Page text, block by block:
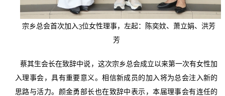
宗乡总会首次加入3位女性理事，左起：陈奕妏、萧立娟、洪芳
芳
蔡其生会长在致辞中说，这次宗乡总会成立以来第一次有女性加
入理事会，具有重要意义。相信新成员的加入将为总会注入新的
思路与活力。颜金勇部长也在致辞中表示，本届理事会有连任的